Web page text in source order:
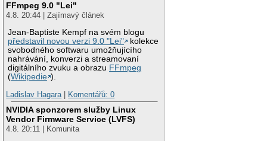
FFmpeg 9.0 "Lei"
4.8. 20:44 | Zajímavý článek
Jean-Baptiste Kempf na svém blogu
představil novou verzi 9.0 "Lei"
kolekce
svobodného softwaru umožňujícího
nahrávání, konverzi a streamovaní
digitálního zvuku a obrazu FFmpeg
(Wikipedie ).
Ladislav Hagara
Komentářů: 0
NVIDIA sponzorem služby Linux
Vendor Firmware Service (LVFS)
4.8. 20:11 | Komunita